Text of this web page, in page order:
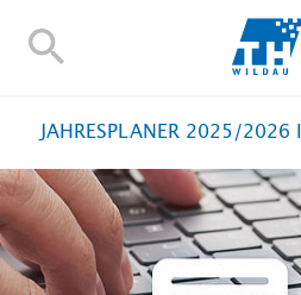
FORSCHUNG UND TRANSFER
ALUMNI
HOCHSCHULE
JAHRESPLANER 2025/2026